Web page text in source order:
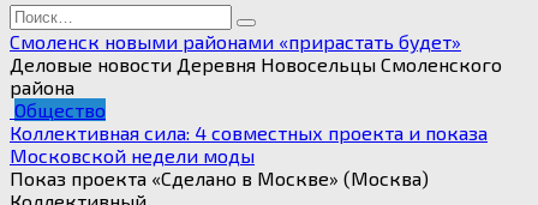
Search
for:
Смоленск новыми районами «прирастать будет»
Деловые новости Деревня Новосельцы Смоленского
района
Общество
Коллективная сила: 4 совместных проекта и показа
Московской недели моды
Показ проекта «Сделано в Москве» (Москва)